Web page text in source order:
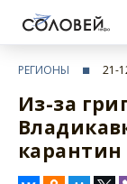
РЕГИОНЫ 21-
Из-за
карантин